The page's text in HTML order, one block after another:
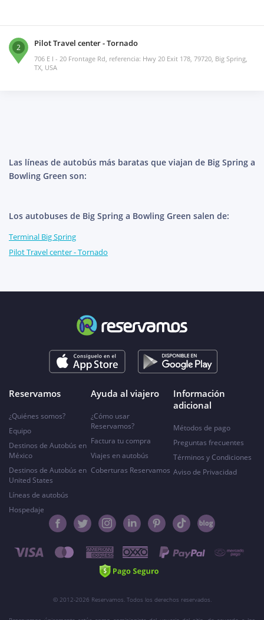
2 Pilot Travel center - Tornado
706 E I - 20 Frontage Rd, referencia: Hwy 20 Exit 178, 79720, Big Spring,
TX, USA
Las líneas de autobús más baratas que viajan de Big Spring a
Bowling Green son:
Los autobuses de Big Spring a Bowling Green salen de:
Terminal Big Spring
Pilot Travel center - Tornado
Reservamos
¿Quiénes somos?
Equipo
Destinos de Autobús en
México
Destinos de Autobús en
United States
Líneas de autobús
Hospedaje
Ayuda al viajero
¿Cómo usar
Reservamos?
Factura tu compra
Viajes en autobús
Coberturas Reservamos
Información
adicional
Métodos de pago
Preguntas frecuentes
Términos y Condiciones
Aviso de Privacidad
© 2012-2026 Reservamos. Todos los derechos reservados.